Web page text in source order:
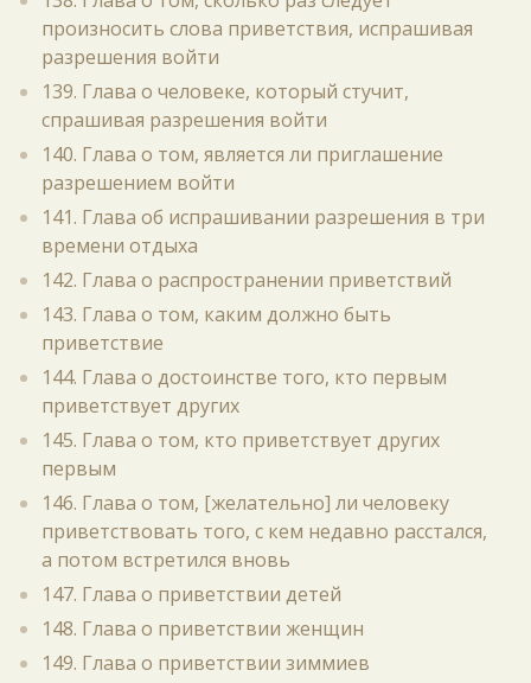
произносить слова приветствия, испрашивая
разрешения войти
139. Глава о человеке, который стучит,
спрашивая разрешения войти
140. Глава о том, является ли приглашение
разрешением войти
141. Глава об испрашивании разрешения в три
времени отдыха
142. Глава о распространении приветствий
143. Глава о том, каким должно быть
приветствие
144. Глава о достоинстве того, кто первым
приветствует других
145. Глава о том, кто приветствует других
первым
146. Глава о том, [желательно] ли человеку
приветствовать того, с кем недавно расстался,
а потом встретился вновь
147. Глава о приветствии детей
148. Глава о приветствии женщин
149. Глава о приветствии зиммиев